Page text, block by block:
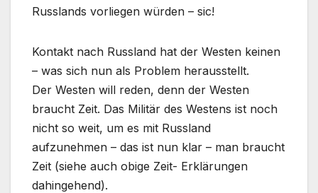
Russlands vorliegen würden – sic!
Kontakt nach Russland hat der Westen keinen
– was sich nun als Problem herausstellt.
Der Westen will reden, denn der Westen
braucht Zeit. Das Militär des Westens ist noch
nicht so weit, um es mit Russland
aufzunehmen – das ist nun klar – man braucht
Zeit (siehe auch obige Zeit- Erklärungen
dahingehend).